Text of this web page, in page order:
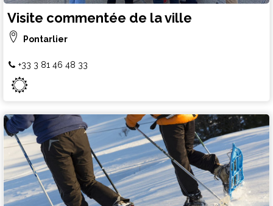
Visite commentée de la ville
Pontarlier
+33 3 81 46 48 33